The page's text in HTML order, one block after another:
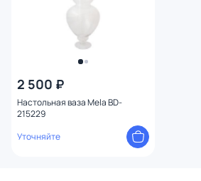
2 500 ₽
Настольная ваза Mela BD-
215229
Уточняйте
Назначение